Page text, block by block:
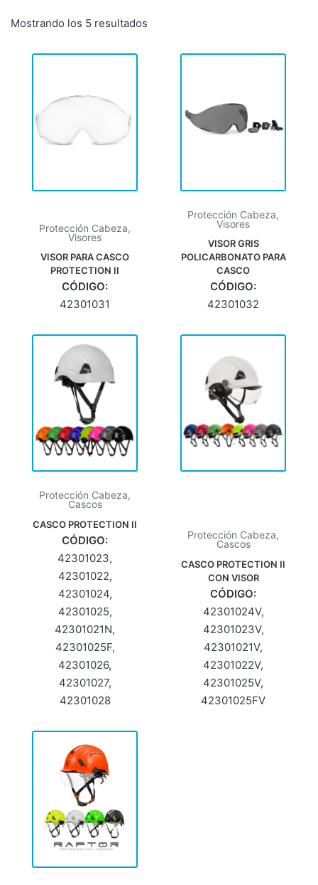
Mostrando los 5 resultados
Protección Cabeza,
Visores
VISOR PARA CASCO
PROTECTION II
CÓDIGO:
42301031
Protección Cabeza,
Visores
VISOR GRIS
POLICARBONATO PARA
CASCO
CÓDIGO:
42301032
Protección Cabeza,
Cascos
CASCO PROTECTION II
CÓDIGO:
42301023,
42301022,
42301024,
42301025,
42301021N,
42301025F,
42301026,
42301027,
42301028
Protección Cabeza,
Cascos
CASCO PROTECTION II
CON VISOR
CÓDIGO:
42301024V,
42301023V,
42301021V,
42301022V,
42301025V,
42301025FV